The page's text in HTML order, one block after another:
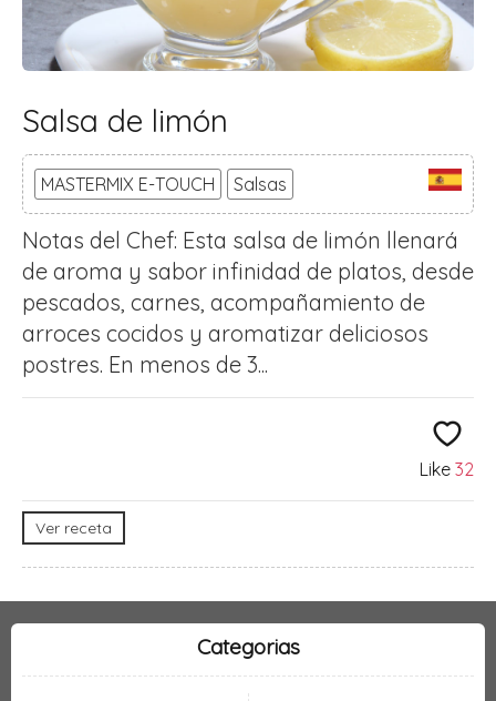
Salsa de limón
MASTERMIX E-TOUCH Salsas
Notas del Chef: Esta salsa de limón llenará
de aroma y sabor infinidad de platos, desde
pescados, carnes, acompañamiento de
arroces cocidos y aromatizar deliciosos
postres. En menos de 3...
Like 32
Ver receta
Categorias